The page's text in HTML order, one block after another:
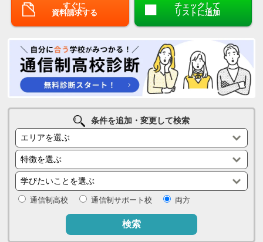
すぐに
資料請求する
チェックして
リストに追加
条件を追加・変更して検索
通信制高校 通信制サポート校 両方
検索